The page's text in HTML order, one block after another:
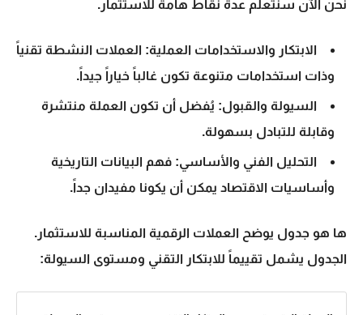
نحن الآن سنتعلم عدة نقاط هامة للاستثمار.
الابتكار والاستخدامات العملية: العملات النشطة تقنياً
وذات استخدامات متنوعة تكون غالباً خياراً جيداً.
السيولة والقبول: يُفضل أن تكون العملة منتشرة
وقابلة للتبادل بسهولة.
التحليل الفني والأساسي: فهم البيانات التاريخية
وأساسيات الاقتصاد يمكن أن يكونا مفيدان جداً.
ها هو جدول يوضح العملات الرقمية المناسبة للاستثمار.
الجدول يشمل تقييماً للابتكار التقني ومستوى السيولة: